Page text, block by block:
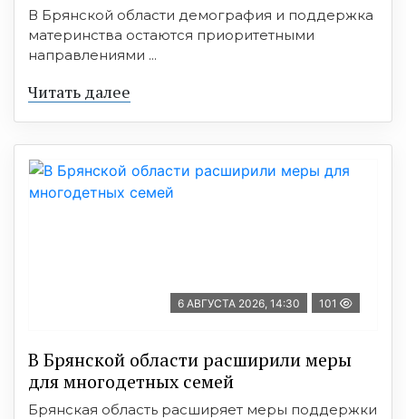
В Брянской области демография и поддержка
материнства остаются приоритетными
направлениями ...
Читать далее
6 АВГУСТА 2026, 14:30 101
В Брянской области расширили меры
для многодетных семей
Брянская область расширяет меры поддержки